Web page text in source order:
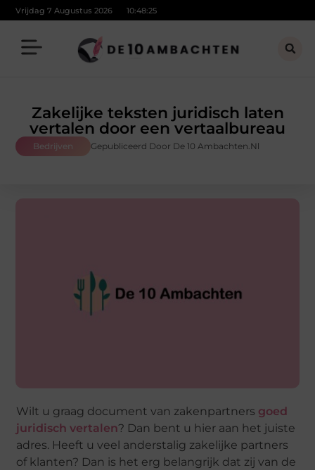
Vrijdag 7 Augustus 2026 10:48:26
Zakelijke teksten juridisch laten
vertalen door een vertaalbureau
Bedrijven Gepubliceerd Door De 10 Ambachten.nl
Wilt u graag document van zakenpartners goed
juridisch vertalen? Dan bent u hier aan het juiste
adres. Heeft u veel anderstalig zakelijke partners
of klanten? Dan is het erg belangrijk dat zij van de